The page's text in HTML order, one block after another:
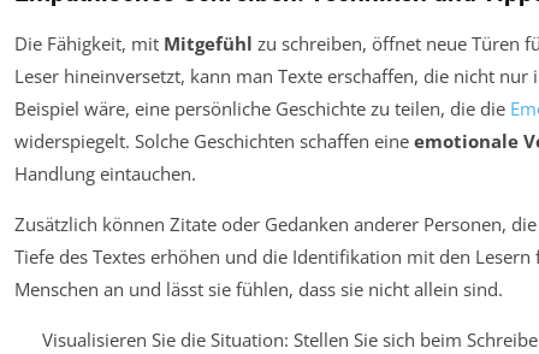
Die Fähigkeit, mit Mitgefühl zu schreiben, öffnet neue Türen
Leser hineinversetzt, kann man Texte erschaffen, die nicht
Beispiel wäre, eine persönliche Geschichte zu teilen, die die
widerspiegelt. Solche Geschichten schaffen eine emotionale
Handlung eintauchen.
Zusätzlich können Zitate oder Gedanken anderer Personen,
Tiefe des Textes erhöhen und die Identifikation mit den
Menschen an und lässt sie fühlen, dass sie nicht allein sind.
Visualisieren Sie die Situation: Stellen Sie sich beim